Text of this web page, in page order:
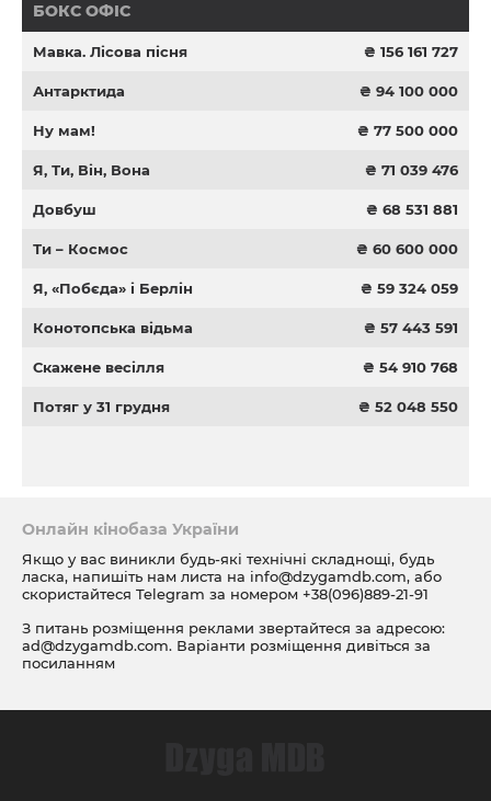
БОКС ОФІС
Мавка. Лісова пісня ₴ 156 161 727
Антарктида ₴ 94 100 000
Ну мам! ₴ 77 500 000
Я, Ти, Він, Вона ₴ 71 039 476
Довбуш ₴ 68 531 881
Ти – Космос ₴ 60 600 000
Я, «Побєда» і Берлін ₴ 59 324 059
Конотопська відьма ₴ 57 443 591
Скажене весілля ₴ 54 910 768
Потяг у 31 грудня ₴ 52 048 550
Онлайн кінобаза України
Якщо у вас виникли будь-які технічні складнощі, будь
ласка, напишіть нам листа на info@dzygamdb.com, або
скористайтеся Telegram за номером +38(096)889-21-91
З питань розміщення реклами звертайтеся за адресою:
ad@dzygamdb.com. Варіанти розміщення дивіться за
посиланням